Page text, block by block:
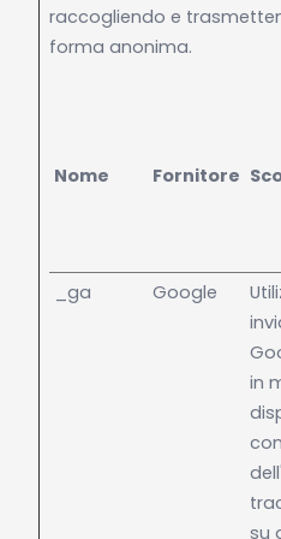
raccogliendo e
forma anonima.
Nome Fornitore
_ga
Google
in
su